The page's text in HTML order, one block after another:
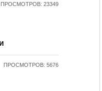
ПРОСМОТРОВ: 23349
ПРОСМОТРОВ: 5676